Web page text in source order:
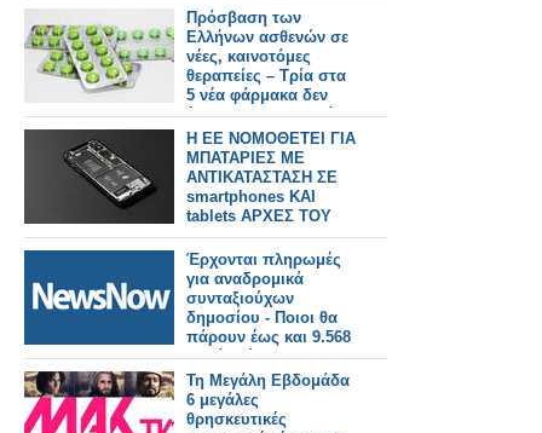
Πρόσβαση των
Ελλήνων ασθενών σε
νέες, καινοτόμες
θεραπείες – Τρία στα
5 νέα φάρμακα δεν
έρχονται στην Ελλάδα
Η ΕΕ ΝΟΜΟΘΕΤΕΙ ΓΙΑ
ΜΠΑΤΑΡΙΕΣ ΜΕ
ΑΝΤΙΚΑΤΑΣΤΑΣΗ ΣΕ
smartphones ΚΑΙ
tablets ΑΡΧΕΣ ΤΟΥ
32027
Έρχονται πληρωμές
για αναδρομικά
συνταξιούχων
δημοσίου - Ποιοι θα
πάρουν έως και 9.568
ευρώ [πίνακες]
Τη Μεγάλη Εβδομάδα
6 μεγάλες
θρησκευτικές